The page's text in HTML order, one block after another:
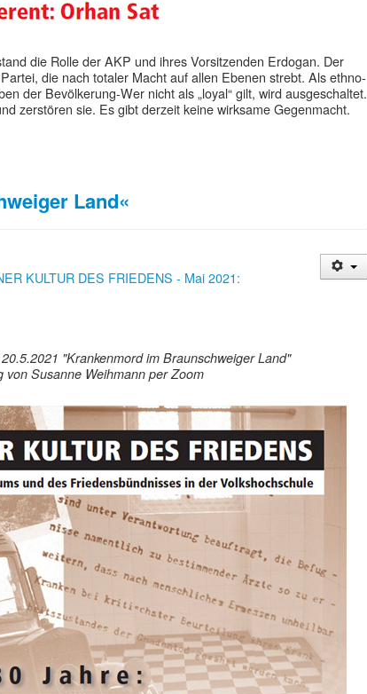
die Rolle der AKP und ihres Vorsitzenden Erdogan. Der
die nach totaler Macht auf allen Ebenen strebt. Als ethno-
der Bevölkerung-Wer nicht als „loyal“ gilt, wird ausgeschaltet.
zerstören sie. Es gibt derzeit keine wirksame Gegenmacht.
Land«
KULTUR DES FRIEDENS - Mai 2021:
"Krankenmord im Braunschweiger Land"
von Susanne Weihmann per Zoom